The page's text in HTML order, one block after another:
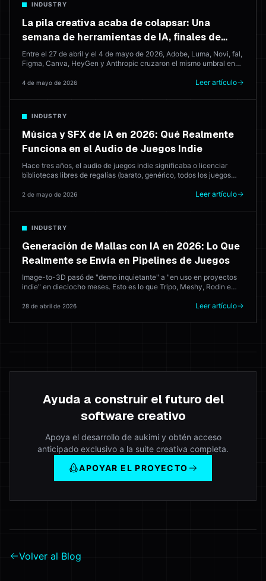
INDUSTRY
La pila creativa acaba de colapsar: Una
semana de herramientas de IA, finales de
abril de 2026
Entre el 27 de abril y el 4 de mayo de 2026, Adobe, Luma, Novi, fal,
Figma, Canva, HeyGen y Anthropic cruzaron el mismo umbral en
los navegadores creativos basados en web intentando
4 de mayo de 2026 Leer artículo
INDUSTRY
Música y SFX de IA en 2026: Qué Realmente
Funciona en el Audio de Juegos Indie
Hace tres años, el audio de juegos indie significaba o licenciar
bibliotecas libres de regalías (barato, genérico, todos los juegos
2026, la IA genera música que se lanza al mercado. Aquí está qué
ganando.
2 de mayo de 2026 Leer artículo
INDUSTRY
Generación de Mallas con IA en 2026: Lo Que
Realmente se Envía en Pipelines de Juegos
Image-to-3D pasó de "demo inquietante" a "en uso en proyectos
indie" en dieciocho meses. Esto es lo que Tripo, Meshy, Rodin e
sigue ganando cada vez.
28 de abril de 2026 Leer artículo
Ayuda a construir el futuro del
software creativo
Apoya el desarrollo de aukimi y obtén acceso
anticipado exclusivo a la suite creativa completa.
APOYAR EL PROYECTO
Volver al Blog